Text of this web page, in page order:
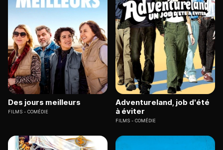
Des jours meilleurs
FILMS COMÉDIE
Adventureland, job d'été
à éviter
FILMS COMÉDIE